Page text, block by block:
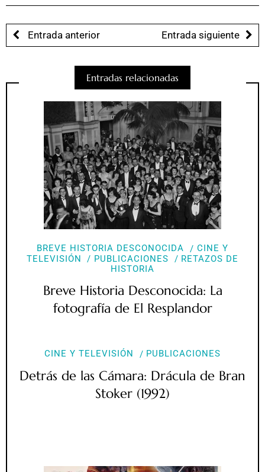
Entrada anterior Entrada siguiente
Entradas relacionadas
BREVE HISTORIA DESCONOCIDA
CINE Y
TELEVISIÓN
PUBLICACIONES
RETAZOS DE
HISTORIA
Breve Historia Desconocida: La
fotografía de El Resplandor
CINE Y TELEVISIÓN PUBLICACIONES
Detrás de las Cámara: Drácula de Bran
Stoker (1992)